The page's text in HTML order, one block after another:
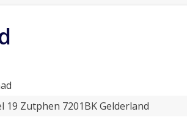
19 Zutphen 7201BK Gelderland